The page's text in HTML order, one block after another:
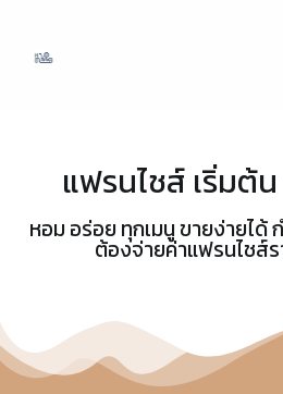
แฟรนไชส์ เริ่มต้
หอม อร่อย ทุกเมนู ขายง่ายได้
ต้องจ่ายค่าแฟรนไชส์